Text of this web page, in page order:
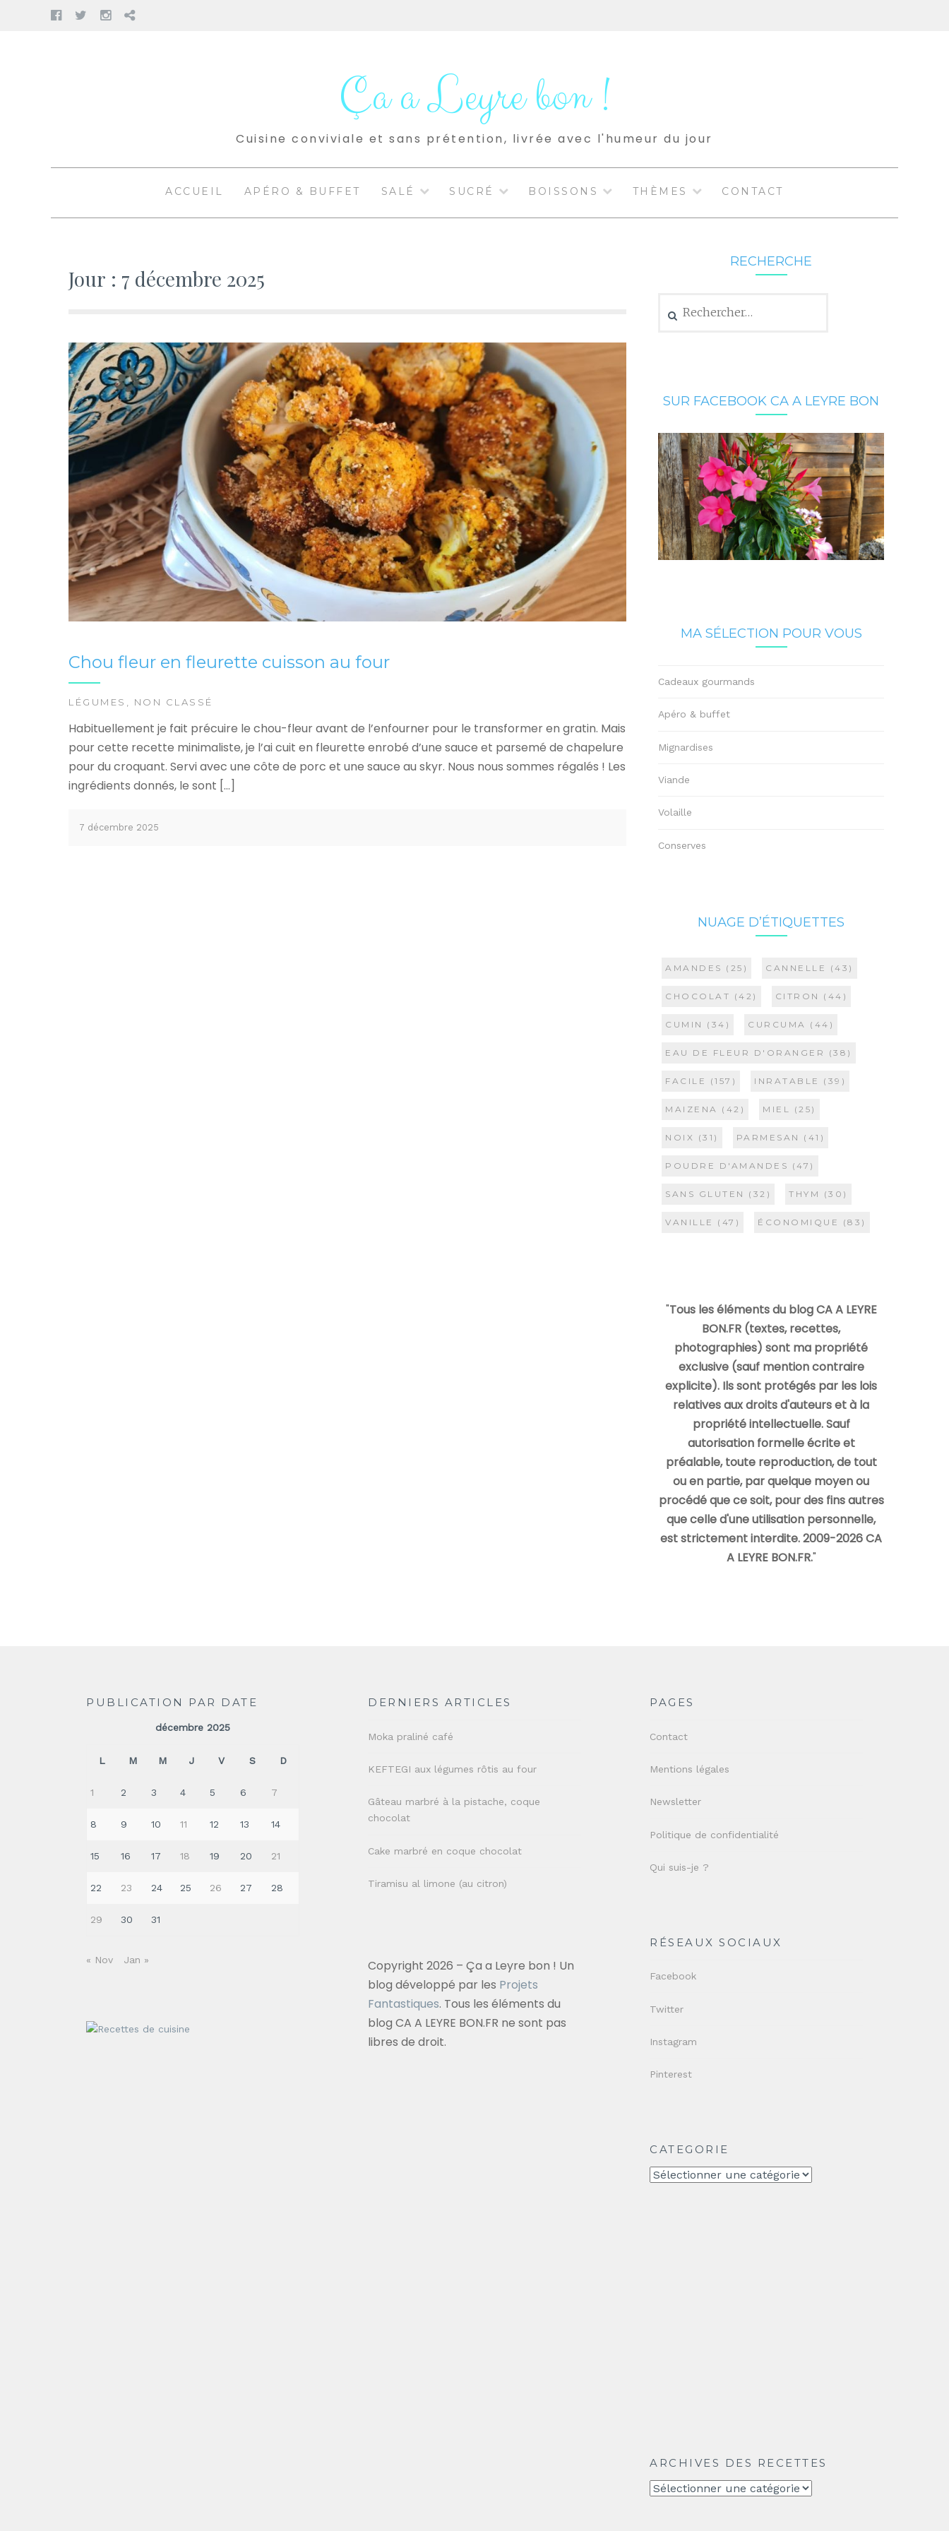
FacebookTwitter
Instagram
Pinterest
Ça a Leyre bon !
Cuisine conviviale et sans prétention, livrée avec l'humeur du jour
ACCUEIL APÉRO & BUFFET SALÉ SUCRÉ BOISSONS THÈMES CONTACT
Jour : 7 décembre 2025
Chou fleur en fleurette cuisson au four
LÉGUMES NON CLASSÉ
Habituellement je fait précuire le chou-fleur avant de l’enfourner pour le transformer en gratin. Mais
pour cette recette minimaliste, je l’ai cuit en fleurette enrobé d’une sauce et parsemé de chapelure
pour du croquant. Servi avec une côte de porc et une sauce au skyr. Nous nous sommes régalés ! Les
ingrédients donnés, le sont […]
7 décembre 2025
RECHERCHE
SUR FACEBOOK CA A LEYRE BON
MA SÉLECTION POUR VOUS
Cadeaux gourmands
Apéro & buffet
Mignardises
Viande
Volaille
Conserves
NUAGE D’ÉTIQUETTES
AMANDES (25) CANNELLE (43)
CHOCOLAT (42) CITRON (44)
CUMIN (34) CURCUMA (44)
EAU DE FLEUR D'ORANGER (38)
FACILE (157) INRATABLE (39)
MAIZENA (42) MIEL (25)
NOIX (31) PARMESAN (41)
POUDRE D'AMANDES (47)
SANS GLUTEN (32) THYM (30)
VANILLE (47) ÉCONOMIQUE (83)
"Tous les éléments du blog CA A LEYRE
BON.FR (textes, recettes,
photographies) sont ma propriété
exclusive (sauf mention contraire
explicite). Ils sont protégés par les lois
relatives aux droits d'auteurs et à la
propriété intellectuelle. Sauf
autorisation formelle écrite et
préalable, toute reproduction, de tout
ou en partie, par quelque moyen ou
procédé que ce soit, pour des fins autres
que celle d'une utilisation personnelle,
est strictement interdite. 2009-2026 CA
A LEYRE BON.FR."
PUBLICATION PAR DATE
décembre 2025
L M M J V S D
1 2 3 4 5 6 7
8 9 10 11 12 13 14
15 16 17 18 19 20 21
22 23 24 25 26 27 28
29 30 31
« Nov Jan »
DERNIERS ARTICLES
Moka praliné café
KEFTEGI aux légumes rôtis au four
Gâteau marbré à la pistache, coque
chocolat
Cake marbré en coque chocolat
Tiramisu al limone (au citron)
Copyright 2026 – Ça a Leyre bon ! Un
blog développé par les Projets
Fantastiques. Tous les éléments du
blog CA A LEYRE BON.FR ne sont pas
libres de droit.
PAGES
Contact
Mentions légales
Newsletter
Politique de confidentialité
Qui suis-je ?
RÉSEAUX SOCIAUX
Facebook
Twitter
Instagram
Pinterest
CATEGORIE
CATEGORIE
ARCHIVES DES RECETTES
Archives